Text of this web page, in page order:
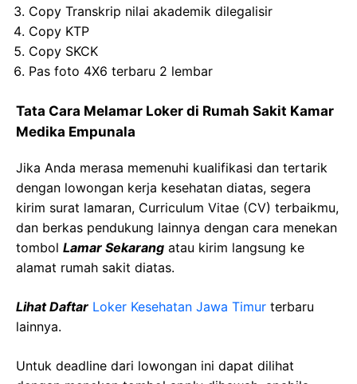
Copy Transkrip nilai akademik dilegalisir
Copy KTP
Copy SKCK
Pas foto 4X6 terbaru 2 lembar
Tata Cara Melamar Loker di Rumah Sakit Kamar
Medika Empunala
Jika Anda merasa memenuhi kualifikasi dan tertarik
dengan lowongan kerja kesehatan diatas, segera
kirim surat lamaran, Curriculum Vitae (CV) terbaikmu,
dan berkas pendukung lainnya dengan cara menekan
tombol Lamar Sekarang atau kirim langsung ke
alamat rumah sakit diatas.
Lihat Daftar Loker Kesehatan Jawa Timur terbaru
lainnya.
Untuk deadline dari lowongan ini dapat dilihat